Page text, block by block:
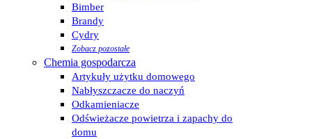
Bimber
Brandy
Cydry
Zobacz pozostałe
Chemia gospodarcza
Artykuły użytku domowego
Nabłyszczacze do naczyń
Odkamieniacze
Odświeżacze powietrza i zapachy do
domu